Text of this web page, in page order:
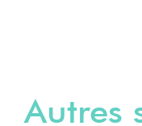
Autres